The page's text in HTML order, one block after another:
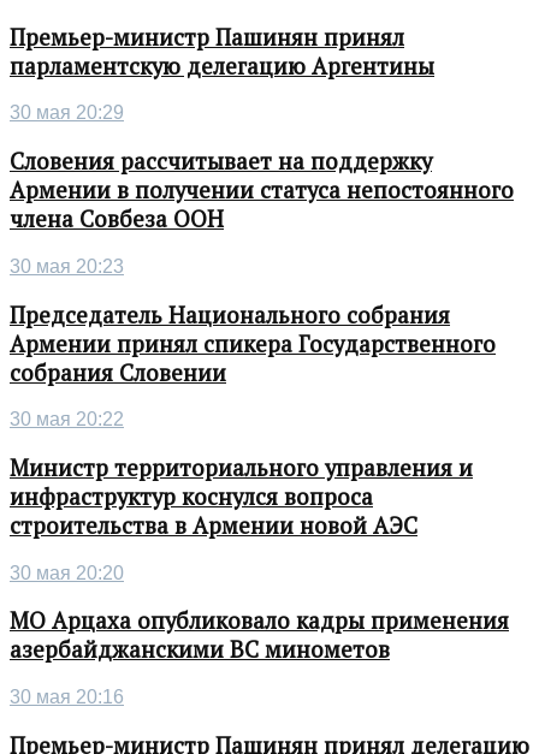
Премьер-министр Пашинян принял
парламентскую делегацию Аргентины
30 мая 20:29
Словения рассчитывает на поддержку
Армении в получении статуса непостоянного
члена Совбеза ООН
30 мая 20:23
Председатель Национального собрания
Армении принял спикера Государственного
собрания Словении
30 мая 20:22
Министр территориального управления и
инфраструктур коснулся вопроса
строительства в Армении новой АЭС
30 мая 20:20
МО Арцаха опубликовало кадры применения
азербайджанскими ВС минометов
30 мая 20:16
Премьер-министр Пашинян принял делегацию